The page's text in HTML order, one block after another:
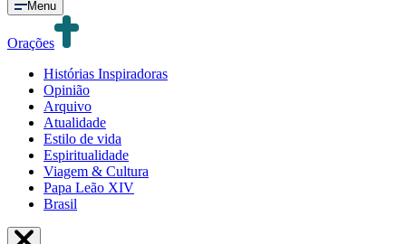
Menu
Orações
Histórias Inspiradoras
Opinião
Arquivo
Atualidade
Estilo de vida
Espiritualidade
Viagem & Cultura
Papa Leão XIV
Brasil